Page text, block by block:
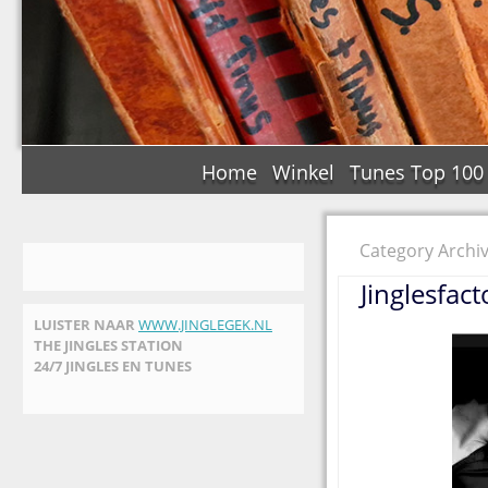
Home Winkel Tunes Top 100
LUISTER NAAR WWW.JINGLEGEK.NL
THE JINGLES STATION
24/7 JINGLES EN TUNES
Category